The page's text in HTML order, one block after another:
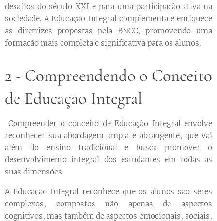
desafios do século XXI e para uma participação ativa na
sociedade. A Educação Integral complementa e enriquece
as diretrizes propostas pela BNCC, promovendo uma
formação mais completa e significativa para os alunos.
2 - Compreendendo o Conceito
de Educação Integral
Compreender o conceito de Educação Integral envolve
reconhecer sua abordagem ampla e abrangente, que vai
além do ensino tradicional e busca promover o
desenvolvimento integral dos estudantes em todas as
suas dimensões.
A Educação Integral reconhece que os alunos são seres
complexos, compostos não apenas de aspectos
cognitivos, mas também de aspectos emocionais, sociais,